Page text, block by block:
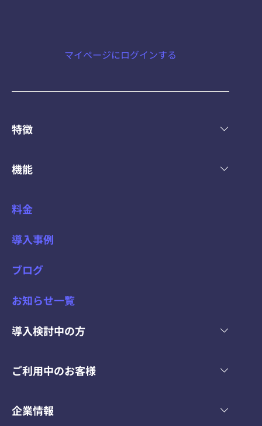
マイページにログインする
特徴
機能
料金
導入事例
ブログ
お知らせ一覧
導入検討中の方
ご利用中のお客様
企業情報